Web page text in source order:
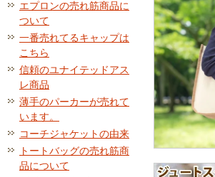
エプロンの売れ筋商品に
ついて
一番売れてるキャップは
こちら
信頼のユナイテッドアス
レ商品
薄手のパーカーが売れて
います。
コーチジャケットの由来
トートバッグの売れ筋商
品について